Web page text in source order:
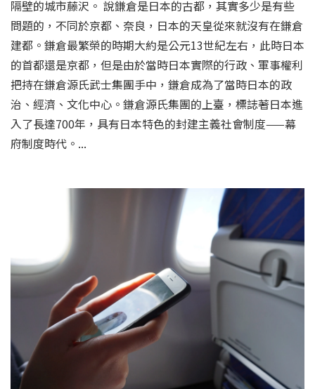
隔壁的城市藤沢。 說鎌倉是日本的古都，其實多少是有些
問題的，不同於京都、奈良，日本的天皇從來就沒有在鎌倉
建都。鎌倉最繁榮的時期大約是公元13世紀左右，此時日本
的首都還是京都，但是由於當時日本實際的行政、軍事權利
把持在鎌倉源氏武士集團手中，鎌倉成為了當時日本的政
治、經濟、文化中心。鎌倉源氏集團的上臺，標誌著日本進
入了長達700年，具有日本特色的封建主義社會制度——幕
府制度時代。...